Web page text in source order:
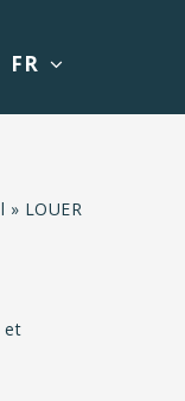
FR
» LOUER
et